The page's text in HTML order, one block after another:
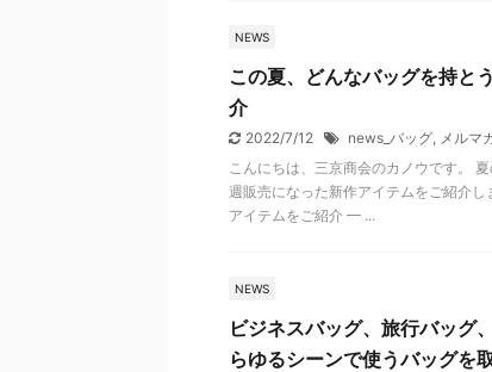
NEWS
この夏、どんなバッグを持と
介
2022/7/12 news_バッグ, メルマ
こんにちは、三京商会のカノウです。
週販売になった新作アイテムを
アイテムをご紹介 ━ ...
NEWS
ビジネスバッグ、旅行バッグ
らゆるシーンで使うバッグを